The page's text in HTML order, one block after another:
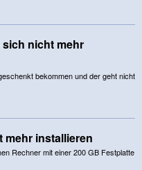
nicht mehr
bekommen und der geht nicht
mehr installieren
Rechner mit einer 200 GB Festplatte